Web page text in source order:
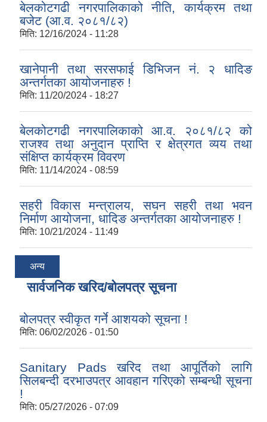
बेलकोटगढी नगरपालिकाको नीति, कार्यक्रम तथा
बजेट (आ.व. २०८१/८२)
मिति: 12/16/2024 - 11:28
खानेपानी तथा सरसफाई डिभिजन नं. २ धादिङ
अन्तर्गतका आयोजनाहरु !
मिति: 11/20/2024 - 18:27
बेलकोटगढी नगरपालिकाको आ.व. २०८१/८२ को
राजश्व तथा अनुदान प्राप्ति र क्षेत्रगत व्यय तथा
संक्षिप्त कार्यक्रम विवरण
मिति: 11/14/2024 - 08:59
सहरी विकास मन्त्रालय, सघन सहरी तथा भवन
निर्माण आयोजना, धादिङ अन्तर्गतका आयोजनाहरु !
मिति: 10/21/2024 - 11:49
अन्य
सार्वजनिक खरिद/बोलपत्र सूचना
बोलपत्र स्वीकृत गर्ने आशयको सूचना !
मिति: 06/02/2026 - 01:50
Sanitary Pads खरिद तथा आपूर्तिको लागि
सिलबन्दी दरभाउपत्र आवहान गरिएको सम्बन्धी सूचना
!
मिति: 05/27/2026 - 07:09